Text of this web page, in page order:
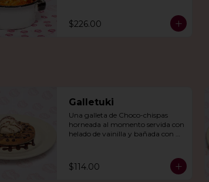
$226.00
Galletuki
Una galleta de Choco-chispas
horneada al momento servida con
helado de vainilla y bañada con
$114.00